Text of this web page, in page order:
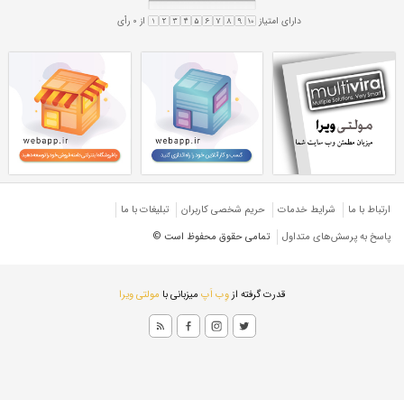
پروفیل گالوانیزه 40*80
2 میل
پروفیل 2 میل گالوانیزه
پروفیل گالوانیزه ۴۰*۸۰
پروفیل ۲ میل گالوانیزه
ارتباط با ما شرایط خدمات حريم شخصی كاربران
تبليغات با ما
پاسخ به پرسش‌های متداول
تمامی حقوق محفوظ است ©
قدرت گرفته ازوِب اَپ میزبانی با مولتی ویرا